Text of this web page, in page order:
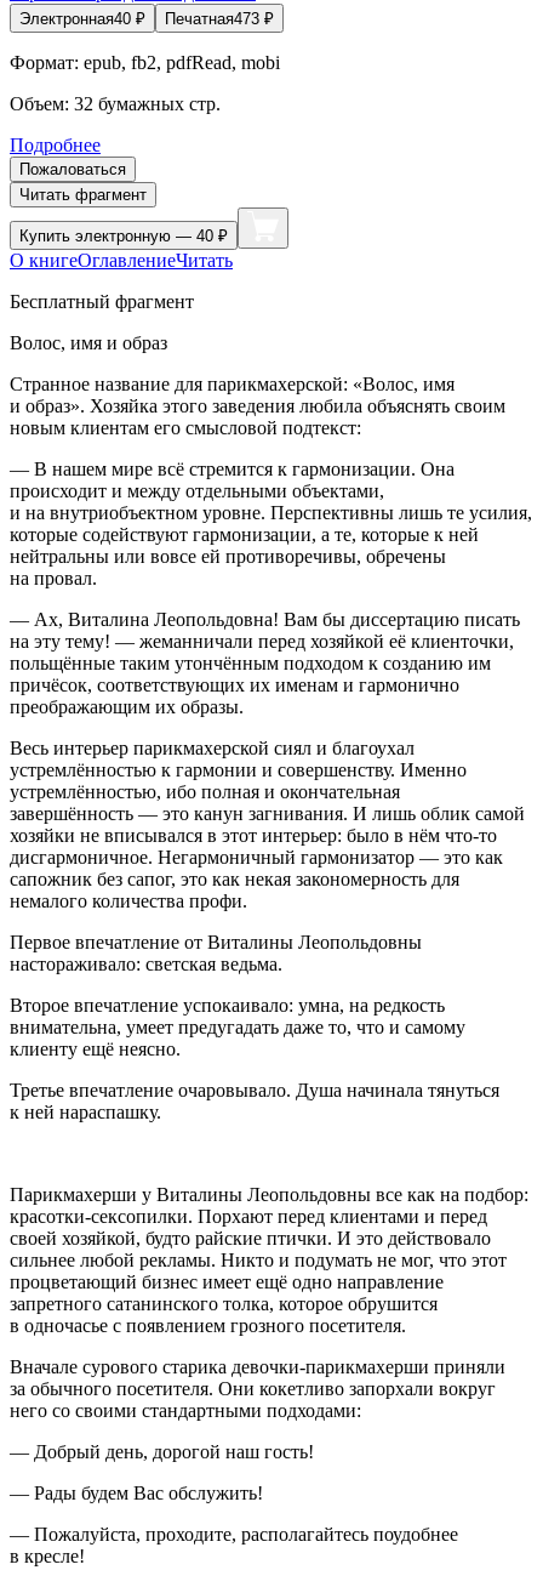
Электронная40 ₽ Печатная473 ₽
Формат: epub, fb2, pdfRead, mobi
Объем: 32 бумажных стр.
Подробнее
Пожаловаться
Читать фрагмент
Купить электронную — 40 ₽
О книгеОглавлениеЧитать
Бесплатный фрагмент
Волос, имя и образ
Странное название для парикмахерской: «Волос, имя
и образ». Хозяйка этого заведения любила объяснять своим
новым клиентам его смысловой подтекст:
— В нашем мире всё стремится к гармонизации. Она
происходит и между отдельными объектами,
и на внутриобъектном уровне. Перспективны лишь те усилия,
которые содействуют гармонизации, а те, которые к ней
нейтральны или вовсе ей противоречивы, обречены
на провал.
— Ах, Виталина Леопольдовна! Вам бы диссертацию писать
на эту тему! — жеманничали перед хозяйкой её клиенточки,
польщённые таким утончённым подходом к созданию им
причёсок, соответствующих их именам и гармонично
преображающим их образы.
Весь интерьер парикмахерской сиял и благоухал
устремлённостью к гармонии и совершенству. Именно
устремлённостью, ибо полная и окончательная
завершённость — это канун загнивания. И лишь облик самой
хозяйки не вписывался в этот интерьер: было в нём что-то
дисгармоничное. Негармоничный гармонизатор — это как
сапожник без сапог, это как некая закономерность для
немалого количества профи.
Первое впечатление от Виталины Леопольдовны
настораживало: светская ведьма.
Второе впечатление успокаивало: умна, на редкость
внимательна, умеет предугадать даже то, что и самому
клиенту ещё неясно.
Третье впечатление очаровывало. Душа начинала тянуться
к ней нараспашку.
Парикмахерши у Виталины Леопольдовны все как на подбор:
красотки-сексопилки. Порхают перед клиентами и перед
своей хозяйкой, будто райские птички. И это действовало
сильнее любой рекламы. Никто и подумать не мог, что этот
процветающий бизнес имеет ещё одно направление
запретного сатанинского толка, которое обрушится
в одночасье с появлением грозного посетителя.
Вначале сурового старика девочки-парикмахерши приняли
за обычного посетителя. Они кокетливо запорхали вокруг
него со своими стандартными подходами:
— Добрый день, дорогой наш гость!
— Рады будем Вас обслужить!
— Пожалуйста, проходите, располагайтесь поудобнее
в кресле!